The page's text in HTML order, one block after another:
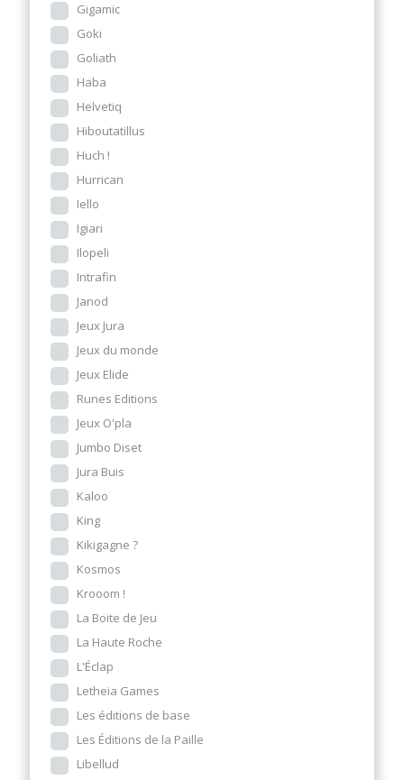
Gigamic
Goki
Goliath
Haba
Helvetiq
Hiboutatillus
Huch !
Hurrican
Iello
Igiari
Ilopeli
Intrafin
Janod
Jeux Jura
Jeux du monde
Jeux Elide
Runes Editions
Jeux O'pla
Jumbo Diset
Jura Buis
Kaloo
King
Kikigagne ?
Kosmos
Krooom !
La Boite de Jeu
La Haute Roche
L'Éclap
Letheia Games
Les éditions de base
Les Éditions de la Paille
Libellud